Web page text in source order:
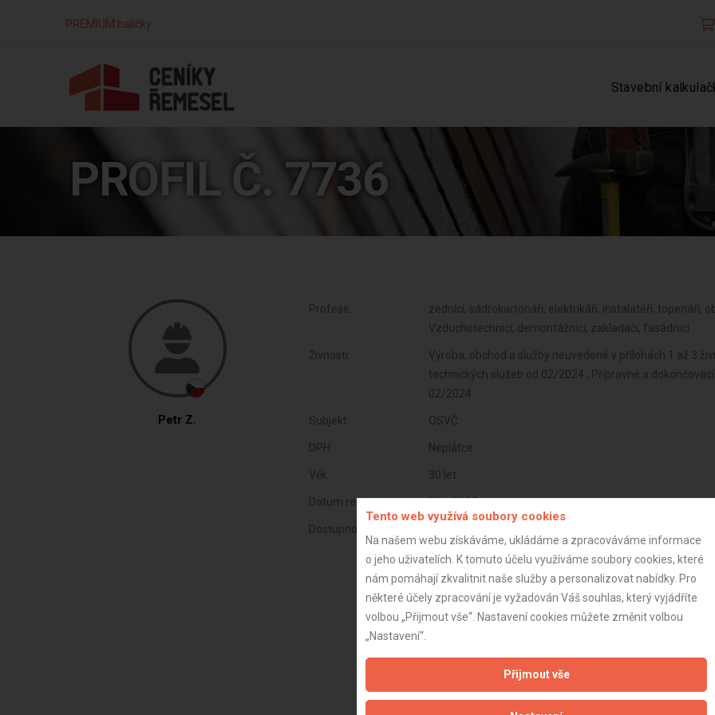
PREMIUM balíčky
Stavební
PROFIL Č. 7736
Petr Z.
Profese:
zedníci, sádrokartonáři, elektrikáři, instalatéři, topenáři,
Vzduchotechnici, demontážníci, zakladači, fasádníci
Živnosti:
Výroba, obchod a služby neuvedené v přílohách 1 až 3
technických služeb od 02/2024 , Přípravné a
02/2024
Subjekt: OSVČ
DPH: Neplátce
Věk: 30 let
Datum registrace: 28.1.2025
Dostupnost:
Tento web využívá soubory cookies
Na našem webu získáváme, ukládáme a zpracováváme informace
o jeho uživatelích. K tomuto účelu využíváme soubory cookies, které
nám pomáhají zkvalitnit naše služby a personalizovat nabídky. Pro
některé účely zpracování je vyžadován Váš souhlas, který vyjádříte
volbou „Přijmout vše“. Nastavení cookies můžete změnit volbou
„Nastavení“.
Přijmout vše